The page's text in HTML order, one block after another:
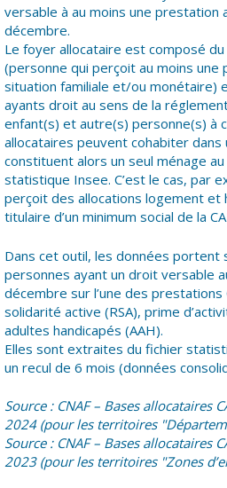
versable à au moins une prestation
décembre.
Le foyer allocataire est composé
(personne qui perçoit au moins
situation familiale et/ou monétaire)
ayants droit au sens de la
enfant(s) et autre(s) personne(s) à
allocataires peuvent cohabiter dans
constituent alors un seul ménage
statistique Insee. C’est le cas, par
perçoit des allocations logement et
titulaire d’un minimum social de la
Dans cet outil, les données portent
personnes ayant un droit versable
décembre sur l’une des prestations
solidarité active (RSA), prime
adultes handicapés (AAH).
Elles sont extraites du fichier
un recul de 6 mois (données
Source : CNAF – Bases allocataires
2024 (pour les territoires
Source : CNAF – Bases allocataires
2023 (pour les territoires "Zones